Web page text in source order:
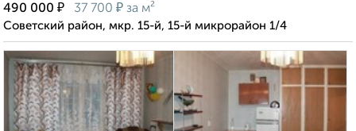
490 000 ₽ 37 700 ₽ за м²
Советский район, мкр. 15-й, 15-й микрорайон 1/4